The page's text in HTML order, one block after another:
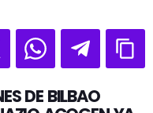
DE BILBAO